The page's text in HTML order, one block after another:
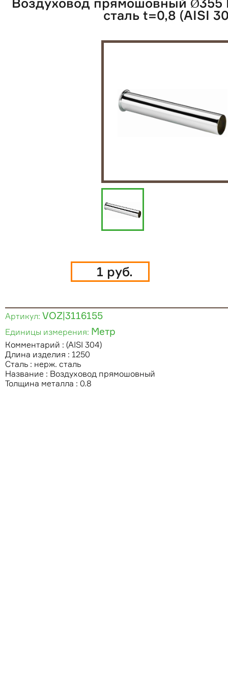
Воздуховод прямошовный
сталь t=0,8 (AISI
1 руб.
Артикул: VOZ|3116155
Единицы измерения: Метр
Комментарий : (AISI 304)
Длина изделия : 1250
Сталь : нерж. сталь
Название : Воздуховод прямошовный
Толщина металла : 0.8